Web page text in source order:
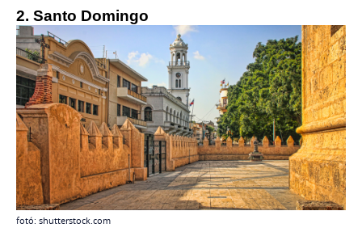
2. Santo Domingo
fotó: shutterstock.com